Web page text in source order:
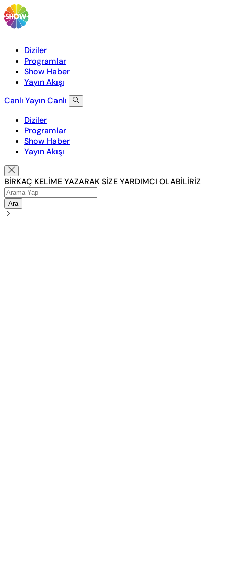
Diziler
Programlar
Show Haber
Yayın Akışı
Canlı YayınCanlı
Diziler
Programlar
Show Haber
Yayın Akışı
BİRKAÇ KELİME YAZARAK SİZE YARDIMCI OLABİLİRİZ
Ara